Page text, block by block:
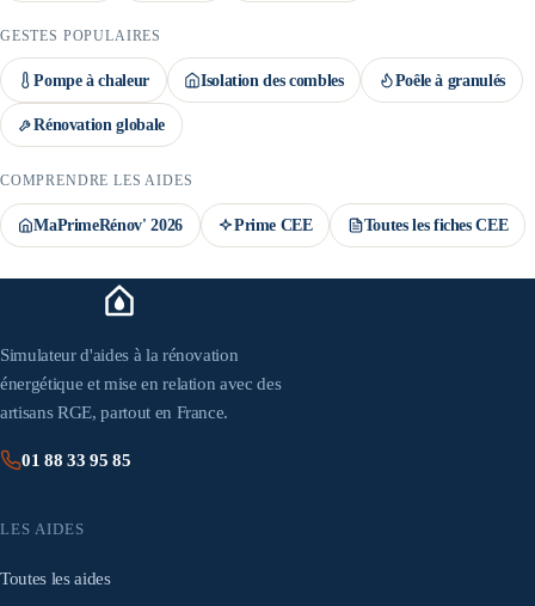
GESTES POPULAIRES
Pompe à chaleur Isolation des combles Poêle à granulés
Rénovation globale
COMPRENDRE LES AIDES
MaPrimeRénov' 2026 Prime CEE Toutes les fiches CEE
Simulateur d'aides à la rénovation
énergétique et mise en relation avec des
artisans RGE, partout en France.
01 88 33 95 85
LES AIDES
Toutes les aides